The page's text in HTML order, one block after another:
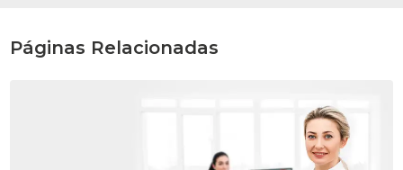
Páginas Relacionadas